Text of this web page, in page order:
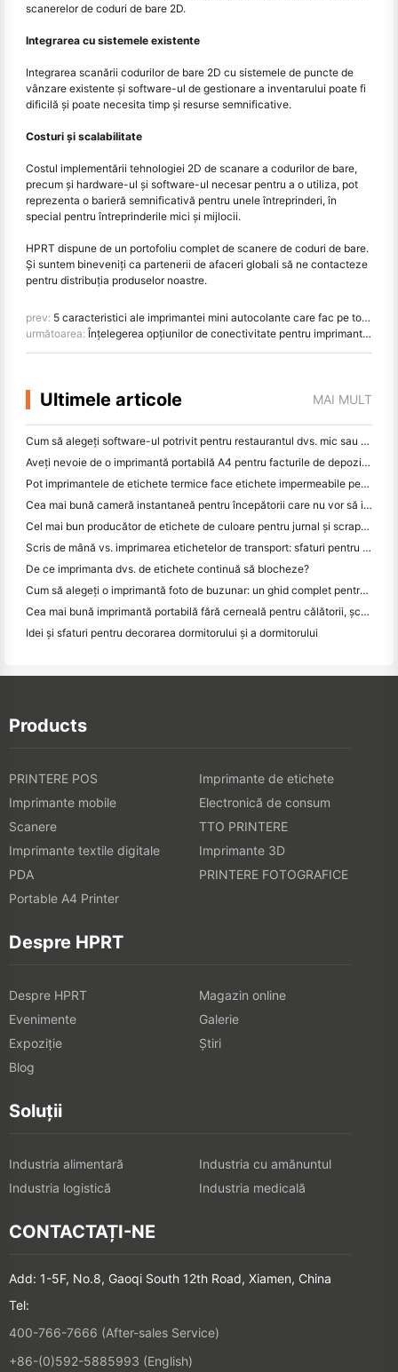
scanerelor de coduri de bare 2D.
Integrarea cu sistemele existente
Integrarea scanării codurilor de bare 2D cu sistemele de puncte de
vânzare existente și software-ul de gestionare a inventarului poate fi
dificilă și poate necesita timp și resurse semnificative.
Costuri și scalabilitate
Costul implementării tehnologiei 2D de scanare a codurilor de bare,
precum și hardware-ul și software-ul necesar pentru a o utiliza, pot
reprezenta o barieră semnificativă pentru unele întreprinderi, în
special pentru întreprinderile mici și mijlocii.
HPRT dispune de un portofoliu complet de scanere de coduri de bare.
Și suntem bineveniți ca partenerii de afaceri globali să ne contacteze
pentru distribuția produselor noastre.
prev: 5 caracteristici ale imprimantei mini autocolante care fac pe toată lumea să-l iubească
următoarea: Înțelegerea opțiunilor de conectivitate pentru imprimantele POS de chitanță - USB, Ethernet, port serial
Ultimele articole MAI MULT
Cum să alegeți software-ul potrivit pentru restaurantul dvs. mic sau mediu
Aveți nevoie de o imprimantă portabilă A4 pentru facturile de depozit? Ce funcționează de fapt
Pot imprimantele de etichete termice face etichete impermeabile pentru produsele de afaceri mici?
Cea mai bună cameră instantaneă pentru începătorii care nu vor să irosească hârtia
Cel mai bun producător de etichete de culoare pentru jurnal și scrapbooking: adăugați mai multe culori la fiecare pagină
Scris de mână vs. imprimarea etichetelor de transport: sfaturi pentru întreprinderile mici în 2026
De ce imprimanta dvs. de etichete continuă să blocheze?
Cum să alegeți o imprimantă foto de buzunar: un ghid complet pentru utilizatorii de jurnal, călătorii și iPhone
Cea mai bună imprimantă portabilă fără cerneală pentru călătorii, școală și lucru mobil: Hanin MT620 Pro Review
Idei și sfaturi pentru decorarea dormitorului și a dormitorului
Products
PRINTERE POS
Imprimante de etichete
Imprimante mobile
Electronică de consum
Scanere
TTO PRINTERE
Imprimante textile digitale
Imprimante 3D
PDA
PRINTERE FOTOGRAFICE
Portable A4 Printer
Despre HPRT
Despre HPRT
Magazin online
Evenimente
Galerie
Expoziţie
Știri
Blog
Soluții
Industria alimentară
Industria cu amănuntul
Industria logistică
Industria medicală
CONTACTAȚI-NE
Add: 1-5F, No.8, Gaoqi South 12th Road, Xiamen, China
Tel:
400-766-7666 (After-sales Service)
+86-(0)592-5885993 (English)